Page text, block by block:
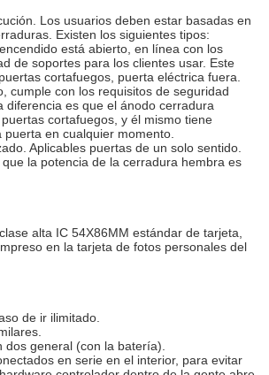
Los usuarios deben estar basadas en
Existen los siguientes tipos:
está abierto, en línea con los
de soportes para los clientes usar. Este
cortafuegos, puerta eléctrica fuera.
cumple con los requisitos de seguridad
es que el ánodo cerradura
cortafuegos, y él mismo tiene
en cualquier momento.
Aplicables puertas de un solo sentido.
la potencia de la cerradura hembra es
alta IC 54X86MM estándar de tarjeta,
en la tarjeta de fotos personales del
de ir ilimitado.
general (con la batería).
en serie en el interior, para evitar